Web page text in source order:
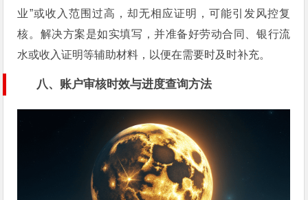
业”或收入范围过高，却无相应证明，可能引发风控复
核。解决方案是如实填写，并准备好劳动合同、银行流
水或收入证明等辅助材料，以便在需要时及时补充。
八、账户审核时效与进度查询方法